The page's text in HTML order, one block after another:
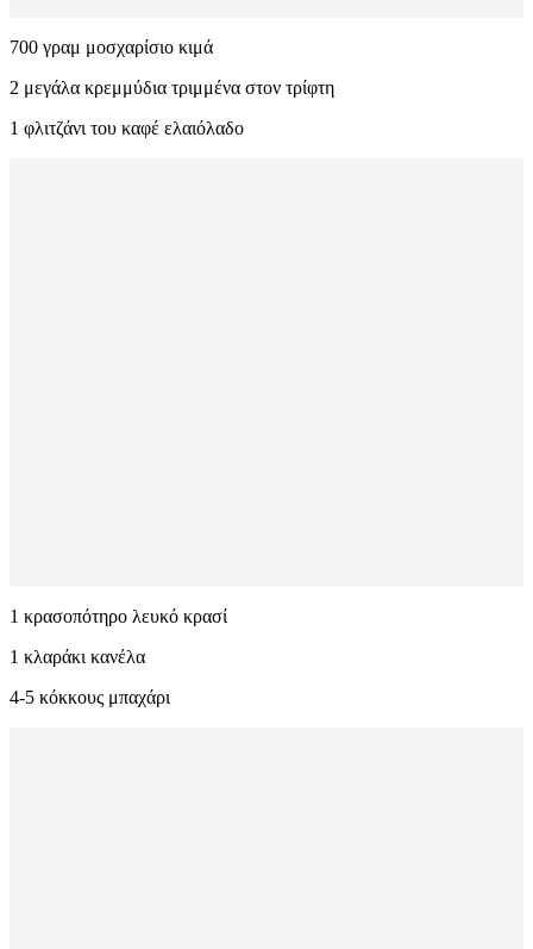
700 γραμ μοσχαρίσιο κιμά
2 μεγάλα κρεμμύδια τριμμένα στον τρίφτη
1 φλιτζάνι του καφέ ελαιόλαδο
1 κρασοπότηρο λευκό κρασί
1 κλαράκι κανέλα
4-5 κόκκους μπαχάρι